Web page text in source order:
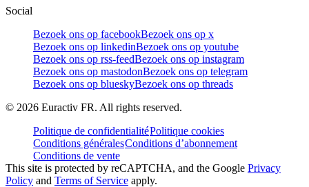
Social
Bezoek ons op facebookBezoek ons op x
Bezoek ons op linkedinBezoek ons op youtube
Bezoek ons op rss-feedBezoek ons op instagram
Bezoek ons op mastodonBezoek ons op telegram
Bezoek ons op blueskyBezoek ons op threads
© 2026 Euractiv FR. All rights reserved.
Politique de confidentialitéPolitique cookies
Conditions généralesConditions d’abonnement
Conditions de vente
This site is protected by reCAPTCHA, and the Google Privacy
Policy and Terms of Service apply.